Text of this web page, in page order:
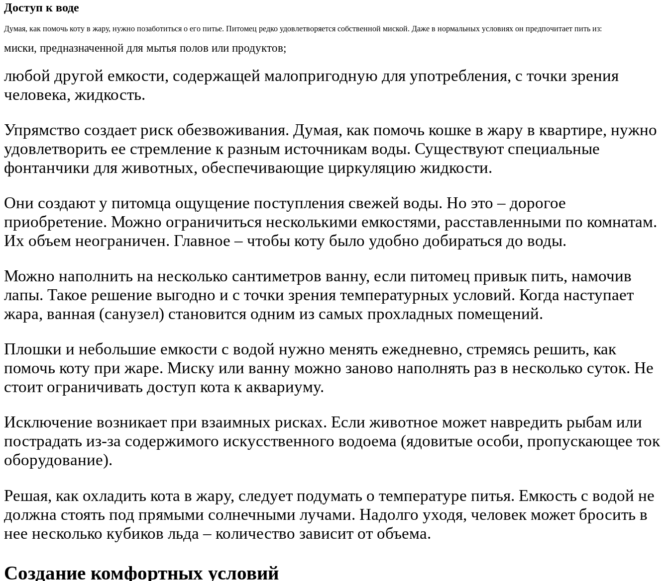
Доступ к воде
Думая, как помочь коту в жару, нужно позаботиться о его питье. Питомец редко удовлетворяется собственной миской. Даже в нормальных условиях он предпочитает пить из:
миски, предназначенной для мытья полов или продуктов;
любой другой емкости, содержащей малопригодную для употребления, с точки зрения
человека, жидкость.
Упрямство создает риск обезвоживания. Думая, как помочь кошке в жару в квартире, нужно
удовлетворить ее стремление к разным источникам воды. Существуют специальные
фонтанчики для животных, обеспечивающие циркуляцию жидкости.
Они создают у питомца ощущение поступления свежей воды. Но это – дорогое
приобретение. Можно ограничиться несколькими емкостями, расставленными по комнатам.
Их объем неограничен. Главное – чтобы коту было удобно добираться до воды.
Можно наполнить на несколько сантиметров ванну, если питомец привык пить, намочив
лапы. Такое решение выгодно и с точки зрения температурных условий. Когда наступает
жара, ванная (санузел) становится одним из самых прохладных помещений.
Плошки и небольшие емкости с водой нужно менять ежедневно, стремясь решить, как
помочь коту при жаре. Миску или ванну можно заново наполнять раз в несколько суток. Не
стоит ограничивать доступ кота к аквариуму.
Исключение возникает при взаимных рисках. Если животное может навредить рыбам или
пострадать из-за содержимого искусственного водоема (ядовитые особи, пропускающее ток
оборудование).
Решая, как охладить кота в жару, следует подумать о температуре питья. Емкость с водой не
должна стоять под прямыми солнечными лучами. Надолго уходя, человек может бросить в
нее несколько кубиков льда – количество зависит от объема.
Создание комфортных условий